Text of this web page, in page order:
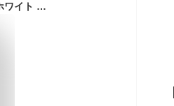
[アディダス] スタンスミス STAN SMITH クリーム/ホワイト GY5716 アディダスジャパン正規品 24.0cm